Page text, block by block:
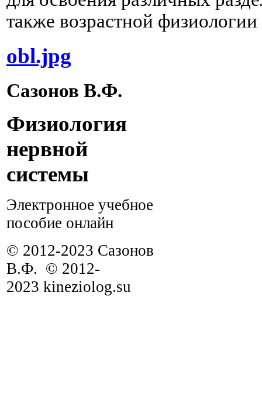
также возрастной
obl.jpg
Сазонов В.Ф.
Физиология
нервной
системы
Электронное учебное
пособие онлайн
© 2012-2023 Сазонов
В.Ф. © 2012-
2023 kineziolog.su